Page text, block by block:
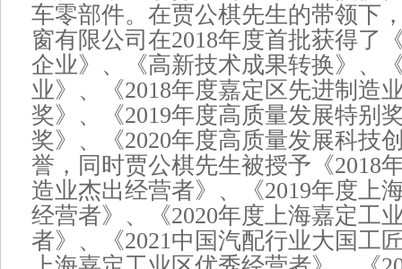
车零部件。在贾公棋先生的带领下
窗有限公司在2018年度首批获得了
企业》、《高新技术成果转换》、
业》、《2018年度嘉定区先进制造
奖》、《2019年度高质量发展特别
奖》、《2020年度高质量发展科技
誉，同时贾公棋先生被授予《2018
造业杰出经营者》、《2019年度上
经营者》、《2020年度上海嘉定工
者》、《2021中国汽配行业大国工